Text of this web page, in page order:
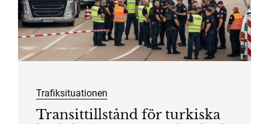
Trafiksituationen
Transittillstånd för turkiska